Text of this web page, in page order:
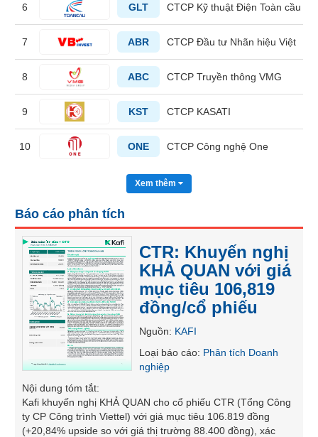
6 GLT CTCP Kỹ thuật Điện Toàn cầu
7 ABR CTCP Đầu tư Nhãn hiệu Việt
8 ABC CTCP Truyền thông VMG
9 KST CTCP KASATI
10 ONE CTCP Công nghệ One
Xem thêm
Báo cáo phân tích
CTR: Khuyến nghị
KHẢ QUAN với giá
mục tiêu 106,819
đồng/cổ phiếu
Nguồn: KAFI
Loại báo cáo: Phân tích Doanh
nghiệp
Nội dung tóm tắt:
Kafi khuyến nghị KHẢ QUAN cho cổ phiếu CTR (Tổng Công
ty CP Công trình Viettel) với giá mục tiêu 106.819 đồng
(+20,84% upside so với giá thị trường 88.400 đồng), xác
THIẾT
YẾU
TIÊU
DÙNG
CHĂM
SÓC
SỨC
KHỎE
TÀI
CHÍNH
CÔNG
NGHỆ